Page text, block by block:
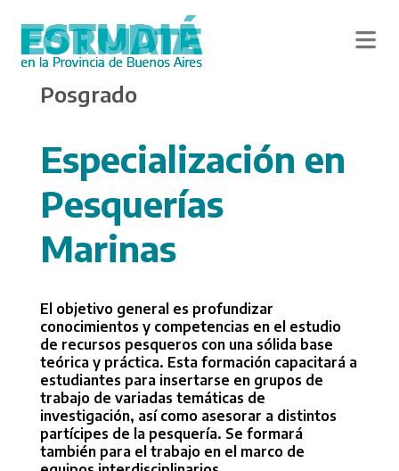
content
Posgrado
Especialización en
Pesquerías
Marinas
El objetivo general es profundizar
conocimientos y competencias en el estudio
de recursos pesqueros con una sólida base
teórica y práctica. Esta formación capacitará a
estudiantes para insertarse en grupos de
trabajo de variadas temáticas de
investigación, así como asesorar a distintos
partícipes de la pesquería. Se formará
también para el trabajo en el marco de